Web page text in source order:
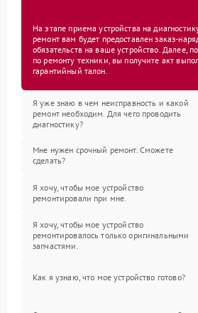
На этапе приема устройства на
ремонт вам будет предоставлен заказ-
обязательств на ваше устройство. Далее,
по ремонту техники, вы получите акт
гарантийный талон.
Я уже знаю в чем неисправность и какой
ремонт необходим. Для чего проводить
диагностику?
Мне нужен срочный ремонт. Сможете
сделать?
Я хочу, чтобы мое устройство
ремонтировали при мне.
Я хочу, чтобы мое устройство
ремонтировалось только оригинальными
запчастями.
Как я узнаю, что мое устройство готово?